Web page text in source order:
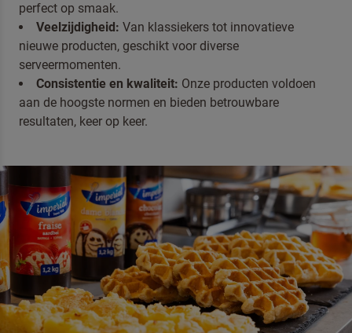
perfect op smaak.
Veelzijdigheid: Van klassiekers tot innovatieve
nieuwe producten, geschikt voor diverse
serveermomenten.
Consistentie en kwaliteit: Onze producten voldoen
aan de hoogste normen en bieden betrouwbare
resultaten, keer op keer.